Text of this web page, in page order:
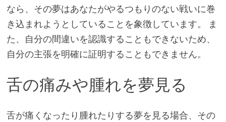
なら、その夢はあなたがやるつもりのない戦いに巻
き込まれようとしていることを象徴しています。 ま
た、自分の間違いを認識することもできないため、
自分の主張を明確に証明することもできません。
舌の痛みや腫れを夢見る
舌が痛くなったり腫れたりする夢を見る場合、その